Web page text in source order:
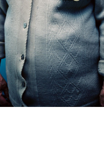
tot en met 17